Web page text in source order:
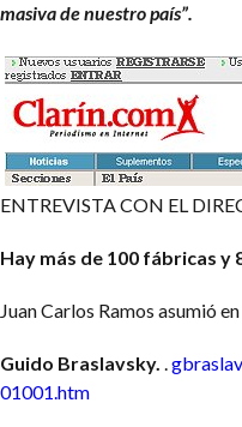
Matriz Profesional
masiva de nuestro país”.
ENTREVISTA CON EL
Hay más de 100 fábricas
Juan Carlos Ramos asumió
Guido Braslavsky. .
01001.htm